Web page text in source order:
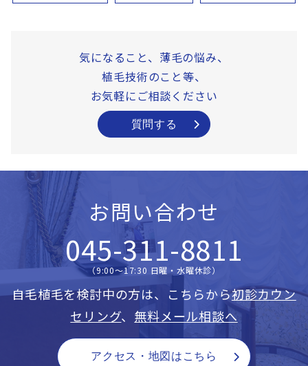
気になること、薄毛の悩み、
植毛技術のこと等、
お気軽にご相談ください
質問する
お問い合わせ
045-311-8811
（9:00〜17:30 日曜・水曜休診）
自毛植毛を検討中の方は、こちらから初診カウン
セリング、 無料メール相談へ
アクセス・地図はこちら